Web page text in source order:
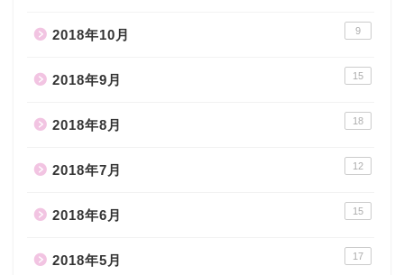
2018年10月 9
2018年9月 15
2018年8月 18
2018年7月 12
2018年6月 15
2018年5月 17